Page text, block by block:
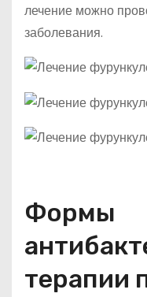
лечение можно
заболевания.
Формы
терапии